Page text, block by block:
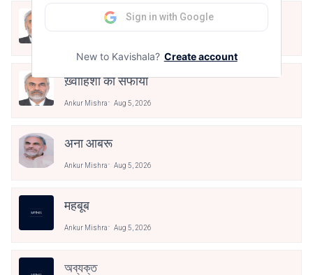
लफ़्जे मु'आफ़ी
ख़्वाहिशों का सफाया
Ankur Mishra Aug 5, 2026
अना आबरू
Ankur Mishra Aug 5, 2026
महबूब
Ankur Mishra Aug 5, 2026
অব্যক্ত
Sign in with Google
New to Kavishala? Create account